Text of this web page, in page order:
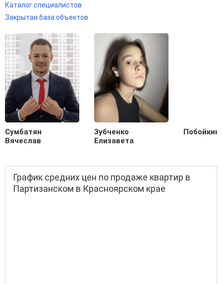
Каталог специалистов
Закрытая база объектов
Сумбатян
Вячеслав
Зубченко
Елизавета
График средних цен по продаже квартир в
Партизанском в Красноярском крае